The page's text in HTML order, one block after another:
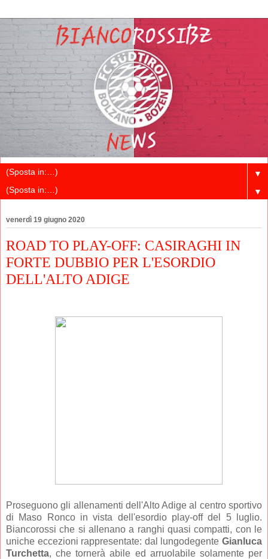
▼
▼
venerdì 19 giugno 2020
ROAD TO PLAY-OFF: CASIRAGHI IN
FORTE DUBBIO PER L'ESORDIO
DELL'ALTO ADIGE
Proseguono gli allenamenti dell'Alto Adige al centro sportivo
di Maso Ronco in vista dell'esordio play-off del 5 luglio.
Biancorossi che si allenano a ranghi quasi compatti, con le
uniche eccezioni rappresentate: dal lungodegente Gianluca
Turchetta, che tornerà abile ed arruolabile solamente per